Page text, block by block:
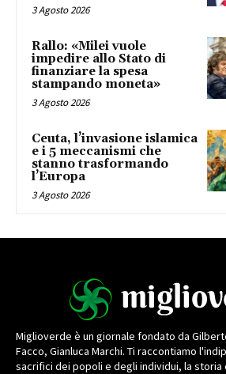
3 Agosto 2026
Rallo: «Milei vuole
impedire allo Stato di
finanziare la spesa
stampando moneta»
3 Agosto 2026
Ceuta, l’invasione islamica
e i 5 meccanismi che
stanno trasformando
l’Europa
3 Agosto 2026
Miglioverde è un giornale fondato da
Facco, Gianluca Marchi. Ti raccontiamo
sacrifici dei popoli e degli individui, la storia